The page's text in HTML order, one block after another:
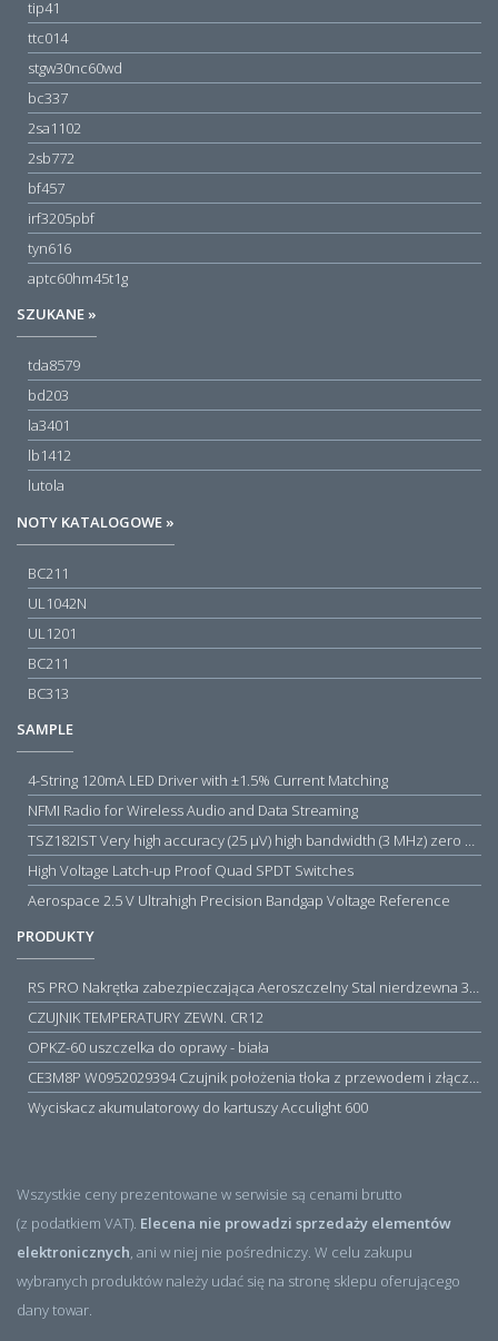
tip41
ttc014
stgw30nc60wd
bc337
2sa1102
2sb772
bf457
irf3205pbf
tyn616
aptc60hm45t1g
SZUKANE »
tda8579
bd203
la3401
lb1412
lutola
NOTY KATALOGOWE »
BC211
UL1042N
UL1201
BC211
BC313
SAMPLE
4-String 120mA LED Driver with ±1.5% Current Matching
NFMI Radio for Wireless Audio and Data Streaming
TSZ182IST Very high accuracy (25 µV) high bandwidth (3 MHz) zero drift 5 V operational amplifiers
High Voltage Latch-up Proof Quad SPDT Switches
Aerospace 2.5 V Ultrahigh Precision Bandgap Voltage Reference
PRODUKTY
RS PRO Nakrętka zabezpieczająca Aeroszczelny Stal nierdzewna 316 Zwykłe
CZUJNIK TEMPERATURY ZEWN. CR12
OPKZ-60 uszczelka do oprawy - biała
CE3M8P W0952029394 Czujnik położenia tłoka z przewodem i złączem M8, PNP NO, 10...30VDC, 100mA, METALWORK, METAL WORK jak MZT1-0
Wyciskacz akumulatorowy do kartuszy Acculight 600
Wszystkie ceny prezentowane w serwisie są cenami brutto
(z podatkiem VAT). Elecena nie prowadzi sprzedaży elementów
elektronicznych, ani w niej nie pośredniczy. W celu zakupu
wybranych produktów należy udać się na stronę sklepu oferującego
dany towar.